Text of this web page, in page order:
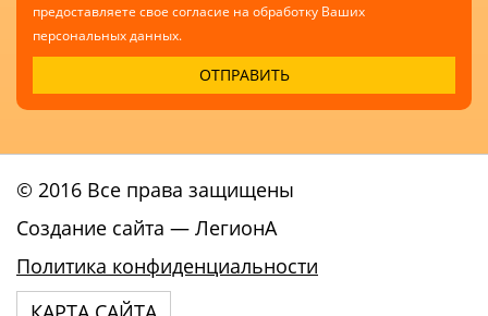
предоставляете свое согласие на обработку Ваших
персональных данных.
© 2016 Все права защищены
Создание сайта — ЛегионА
Политика конфиденциальности